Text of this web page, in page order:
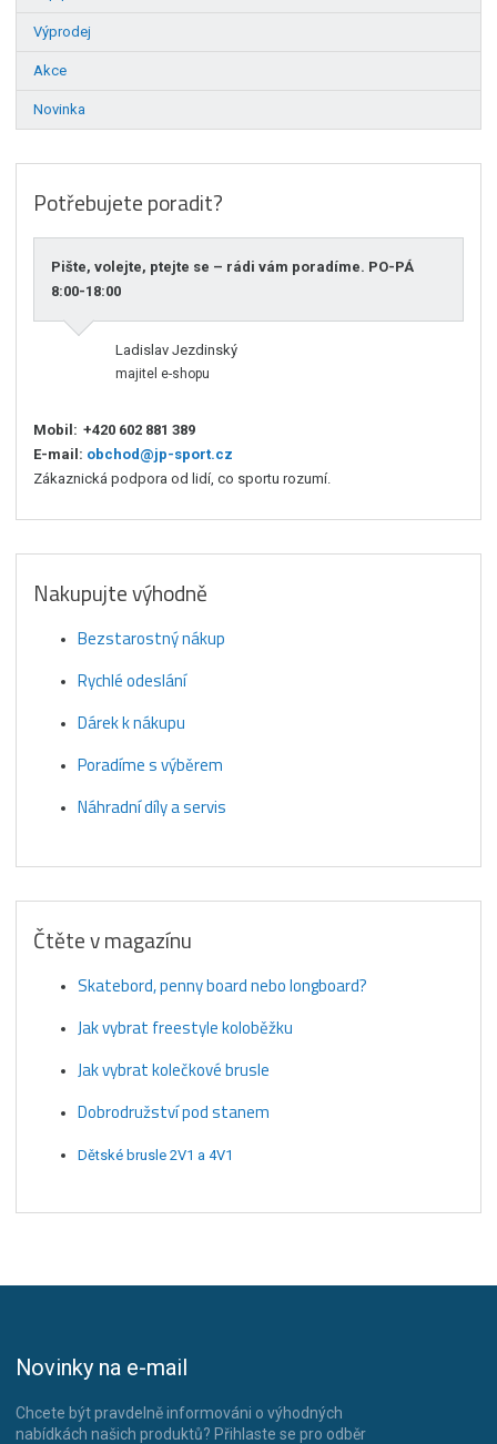
Výprodej
Akce
Novinka
Potřebujete poradit?
Pište, volejte, ptejte se – rádi vám poradíme. PO-PÁ
8:00-18:00
Ladislav Jezdinský
majitel e-shopu
Mobil: +420 602 881 389
E-mail: obchod@jp-sport.cz
Zákaznická podpora od lidí, co sportu rozumí.
Nakupujte výhodně
Bezstarostný nákup
Rychlé odeslání
Dárek k nákupu
Poradíme s výběrem
Náhradní díly a servis
Čtěte v magazínu
Skatebord, penny board nebo longboard?
Jak vybrat freestyle koloběžku
Jak vybrat kolečkové brusle
Dobrodružství pod stanem
Dětské brusle 2V1 a 4V1
Novinky na e-mail
Chcete být pravdelně informováni o výhodných
nabídkách našich produktů? Přihlaste se pro odběr